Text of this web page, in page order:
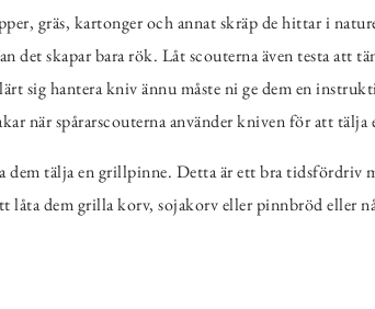
gräs, kartonger och annat skräp de hittar i
det skapar bara rök. Låt scouterna även testa att
sig hantera kniv ännu måste ni ge dem en
när spårarscouterna använder kniven för att
tälja en grillpinne. Detta är ett bra tidsfördriv
låta dem grilla korv, sojakorv eller pinnbröd eller